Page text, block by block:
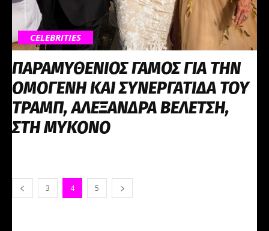
CELEBRITIES
ΠΑΡΑΜΥΘΕΝΙΟΣ ΓΑΜΟΣ ΓΙΑ ΤΗΝ
ΟΜΟΓΕΝΗ ΚΑΙ ΣΥΝΕΡΓΑΤΙΔΑ ΤΟΥ
ΤΡΑΜΠ, ΑΛΕΞΑΝΔΡΑ ΒΕΛΕΤΣΗ,
ΣΤΗ ΜΥΚΟΝΟ
3 4 5